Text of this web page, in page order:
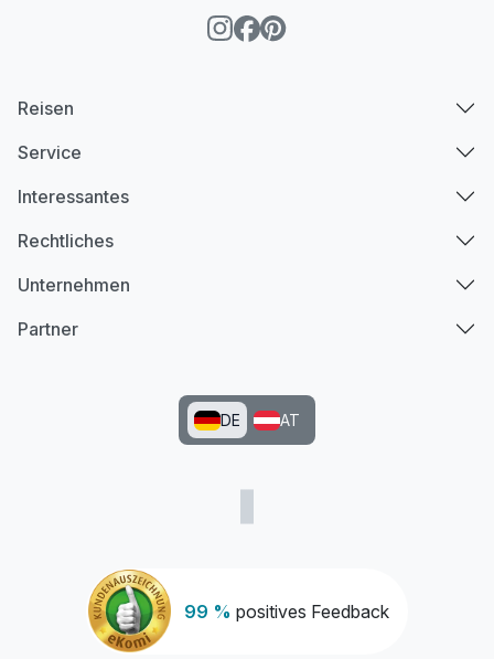
99 % positives Feedback
Reisen
Service
Interessantes
Rechtliches
Unternehmen
Partner
DE AT